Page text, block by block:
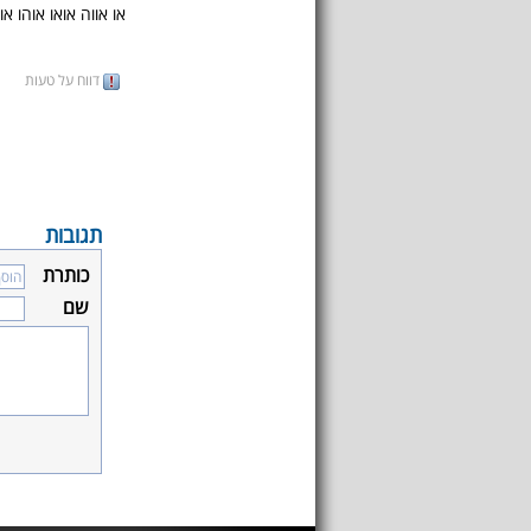
או אווה אואו אוהו
דווח על טעות
תגובות
כותרת
שם